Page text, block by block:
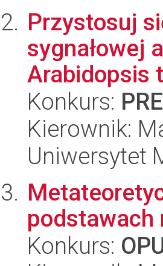
Przystosuj
sygnałowej
Arabidopsis
Konkurs:
Kierownik:
Uniwersytet
podstawach
Konkurs: